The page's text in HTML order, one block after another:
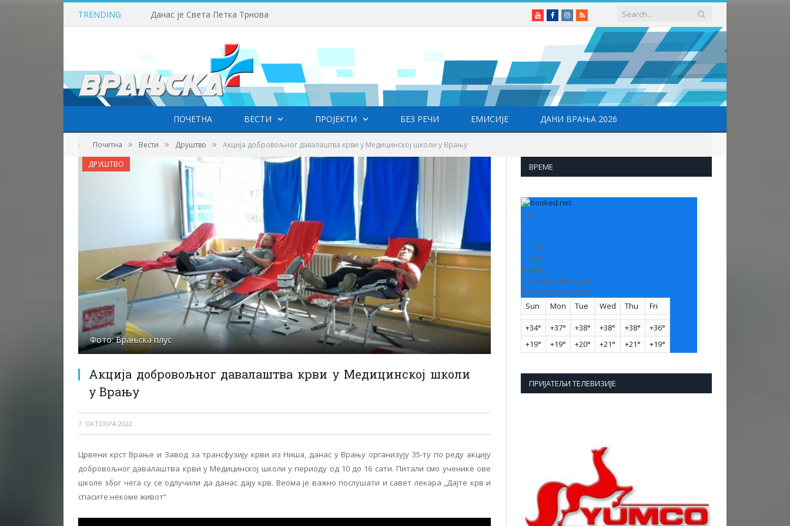
TRENDING Данас је Света Петка Трнова YoutubeFacebookInstagram
RSS
ПОЧЕТНА ВЕСТИ ПРОЈЕКТИ БЕЗ РЕЧИ ЕМИСИЈЕ ДАНИ ВРАЊА 2026
- Почетна » Вести » Друштво » Акција добровољног давалаштва крви у Медицинској школи у Врању
Фото: Врањска плус
Акција добровољног давалаштва крви у Медицинској школи
у Врању
7. ОКТОБРА 2022.
ДРУШТВО
Црвени крст Врање и Завод за трансфузију крви из Ниша, данас у Врању организују 35-ту по реду акцију
добровољног давалаштва крви у Медицинској школи у периоду од 10 до 16 сати. Питали смо ученике ове
школе због чега су се одлучили да данас дају крв. Веома је важно послушати и савет лекара „Дајте крв и
спасите некоме живот“
ВРЕМЕ
+33
°
C
H: +33°
L: +20°
Vranje
Saturday, 08 August
See 7-Day Forecast
Sun
Mon Tue Wed Thu Fri
+34° +37° +38° +38° +38° +36°
+19° +19° +20° +21° +21° +19°
ПРИЈАТЕЉИ ТЕЛЕВИЗИЈЕ